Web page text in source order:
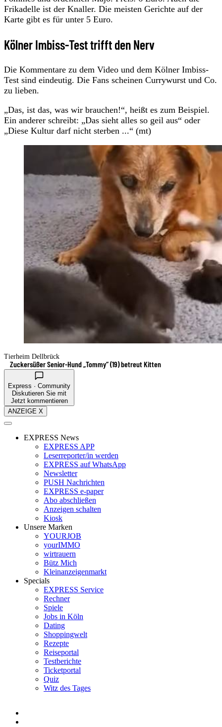
Frikadelle ist der Knaller. Die meisten Gerichte auf der
Karte gibt es für unter 5 Euro.
Kölner Imbiss-Test trifft den Nerv
Die Kommentare zu dem Video und dem Kölner Imbiss-
Test sind eindeutig. Die Fans scheinen Currywurst und Co.
zu lieben.
„Das, ist das, was wir brauchen!“, heißt es zum Beispiel.
Ein anderer schreibt: „Das sieht alles so geil aus“ oder
„Diese Kultur darf nicht sterben ...“ (mt)
Tierheim Dellbrück
Zuckersüßer Senior-Hund „Tommy“ (19) betreut Kitten
Express · Community
Diskutieren Sie mit
Jetzt kommentieren
ANZEIGE X
EXPRESS News
EXPRESS APP
Leserreporter/in werden
EXPRESS auf WhatsApp
Newsletter
PUSH Nachrichten
EXPRESS e-paper
Abo abschließen
Anzeigen schalten
Kiosk
Unsere Marken
YOURJOB
yourIMMO
wirtrauern
Bütz Mich
Kleinanzeigenmarkt
Specials
EXPRESS Service
Rechner
Spiele
Jobs in Köln
Dating
Shoppingwelt
Rezepte
Reiseportal
Testberichte
Ticketportal
Quiz
Witz des Tages